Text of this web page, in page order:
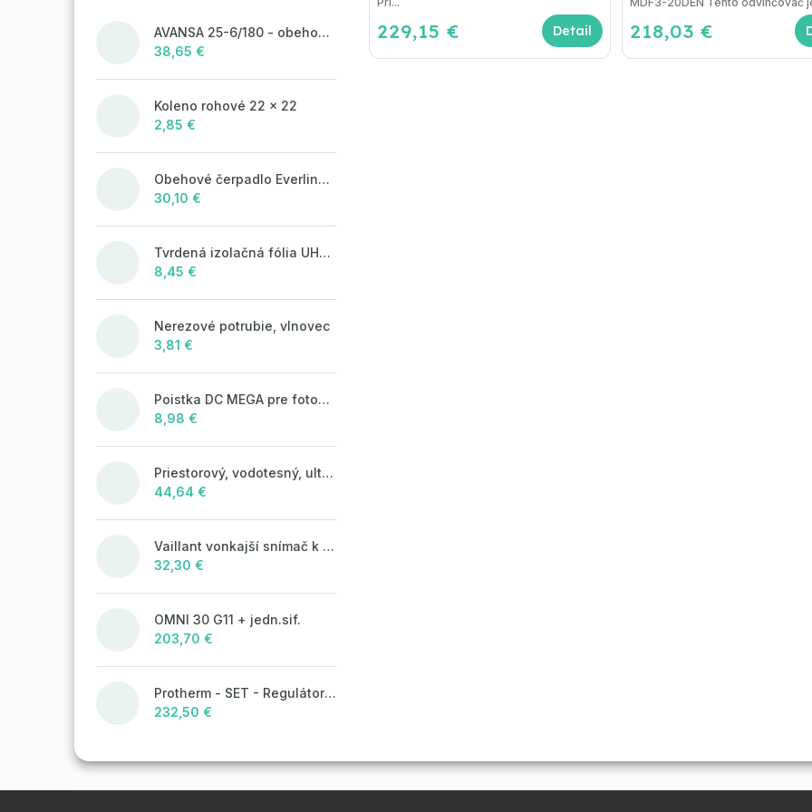
AVANSA 25-6/180 - obehové čerpadlo, pripojovací závit 6/4"
38,65 €
Koleno rohové 22 x 22
2,85 €
Obehové čerpadlo Everline 25/4/180
30,10 €
Tvrdená izolačná fólia UHP50 (STIROTERMAL SOLO)
8,45 €
Nerezové potrubie, vlnovec
3,81 €
Poistka DC MEGA pre fotovoltaické systémy 125A/80V
8,98 €
Priestorový, vodotesný, ultrazvukový plašič na kuny, myši a potkany DRAGON ULTRASONIC CH360 - napájanie na batérie 4xAA
44,64 €
Vaillant vonkajší snímač k ekvitermickým reguláciám
32,30 €
OMNI 30 G11 + jedn.sif.
203,70 €
Protherm - SET - Regulátor MiGo Select + brána MiGo Link
232,50 €
229,15 € Detail 218,03 €